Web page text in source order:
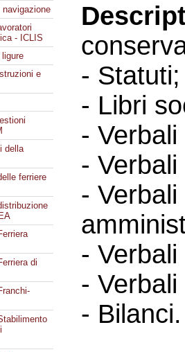
navigazione
- ICLIS
e
della
ferriere
di
- Statuti;
- Libri
-
-
-
-
-
- Bilanci.